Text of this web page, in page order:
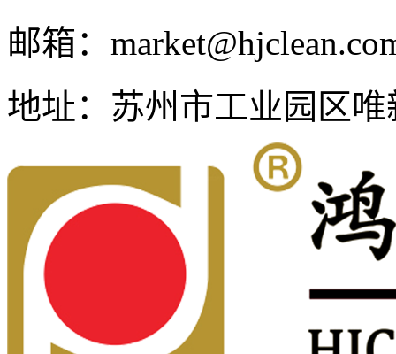
邮箱：
地址： 苏州市工业园区